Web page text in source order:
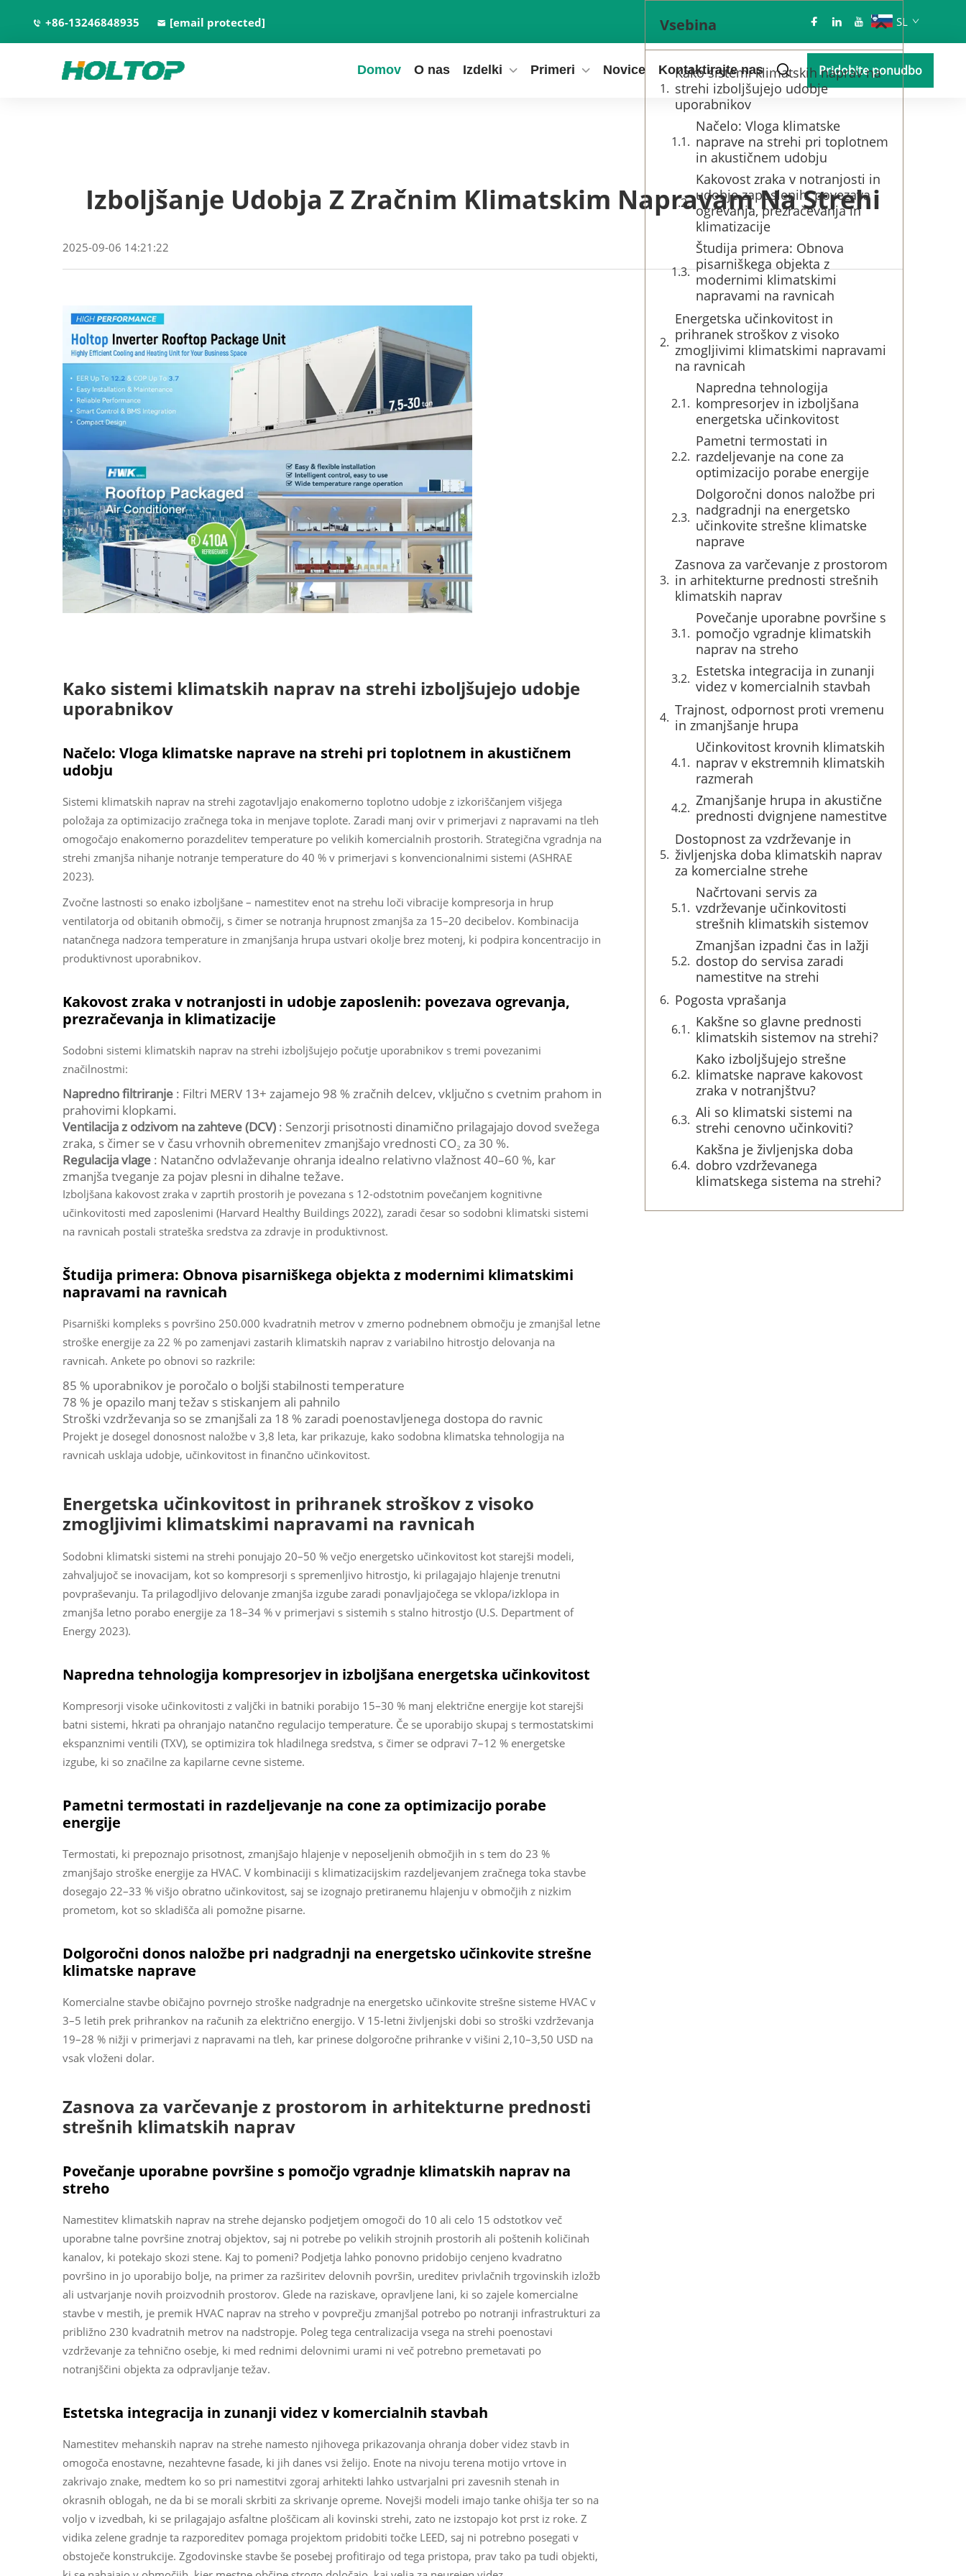
+86-13246848935 [email protected] SL
Domov O nas Izdelki Primeri Novice Kontaktirajte nas Pridobite ponudbo
Izboljšanje Udobja Z Zračnim Klimatskim Napravam Na Strehi
2025-09-06 14:21:22
Kako sistemi klimatskih naprav na strehi izboljšujejo udobje
uporabnikov
Načelo: Vloga klimatske naprave na strehi pri toplotnem in akustičnem
udobju
Sistemi klimatskih naprav na strehi zagotavljajo enakomerno toplotno udobje z izkoriščanjem višjega
položaja za optimizacijo zračnega toka in menjave toplote. Zaradi manj ovir v primerjavi z napravami na tleh
omogočajo enakomerno porazdelitev temperature po velikih komercialnih prostorih. Strategična vgradnja na
strehi zmanjša nihanje notranje temperature do 40 % v primerjavi s konvencionalnimi sistemi (ASHRAE
2023).
Zvočne lastnosti so enako izboljšane – namestitev enot na strehu loči vibracije kompresorja in hrup
ventilatorja od obitanih območij, s čimer se notranja hrupnost zmanjša za 15–20 decibelov. Kombinacija
natančnega nadzora temperature in zmanjšanja hrupa ustvari okolje brez motenj, ki podpira koncentracijo in
produktivnost uporabnikov.
Kakovost zraka v notranjosti in udobje zaposlenih: povezava ogrevanja,
prezračevanja in klimatizacije
Sodobni sistemi klimatskih naprav na strehi izboljšujejo počutje uporabnikov s tremi povezanimi
značilnostmi:
Napredno filtriranje : Filtri MERV 13+ zajamejo 98 % zračnih delcev, vključno s cvetnim prahom in
prahovimi klopkami.
Ventilacija z odzivom na zahteve (DCV) : Senzorji prisotnosti dinamično prilagajajo dovod svežega
zraka, s čimer se v času vrhovnih obremenitev zmanjšajo vrednosti CO₂ za 30 %.
Regulacija vlage : Natančno odvlaževanje ohranja idealno relativno vlažnost 40–60 %, kar
zmanjša tveganje za pojav plesni in dihalne težave.
Izboljšana kakovost zraka v zaprtih prostorih je povezana s 12-odstotnim povečanjem kognitivne
učinkovitosti med zaposlenimi (Harvard Healthy Buildings 2022), zaradi česar so sodobni klimatski sistemi
na ravnicah postali strateška sredstva za zdravje in produktivnost.
Študija primera: Obnova pisarniškega objekta z modernimi klimatskimi
napravami na ravnicah
Pisarniški kompleks s površino 250.000 kvadratnih metrov v zmerno podnebnem območju je zmanjšal letne
stroške energije za 22 % po zamenjavi zastarih klimatskih naprav z variabilno hitrostjo delovanja na
ravnicah. Ankete po obnovi so razkrile:
85 % uporabnikov je poročalo o boljši stabilnosti temperature
78 % je opazilo manj težav s stiskanjem ali pahnilo
Stroški vzdrževanja so se zmanjšali za 18 % zaradi poenostavljenega dostopa do ravnic
Projekt je dosegel donosnost naložbe v 3,8 leta, kar prikazuje, kako sodobna klimatska tehnologija na
ravnicah usklaja udobje, učinkovitost in finančno učinkovitost.
Energetska učinkovitost in prihranek stroškov z visoko
zmogljivimi klimatskimi napravami na ravnicah
Sodobni klimatski sistemi na strehi ponujajo 20–50 % večjo energetsko učinkovitost kot starejši modeli,
zahvaljujoč se inovacijam, kot so kompresorji s spremenljivo hitrostjo, ki prilagajajo hlajenje trenutni
povpraševanju. Ta prilagodljivo delovanje zmanjša izgube zaradi ponavljajočega se vklopa/izklopa in
zmanjša letno porabo energije za 18–34 % v primerjavi s sistemih s stalno hitrostjo (U.S. Department of
Energy 2023).
Napredna tehnologija kompresorjev in izboljšana energetska učinkovitost
Kompresorji visoke učinkovitosti z valjčki in batniki porabijo 15–30 % manj električne energije kot starejši
batni sistemi, hkrati pa ohranjajo natančno regulacijo temperature. Če se uporabijo skupaj s termostatskimi
ekspanznimi ventili (TXV), se optimizira tok hladilnega sredstva, s čimer se odpravi 7–12 % energetske
izgube, ki so značilne za kapilarne cevne sisteme.
Pametni termostati in razdeljevanje na cone za optimizacijo porabe
energije
Termostati, ki prepoznajo prisotnost, zmanjšajo hlajenje v neposeljenih območjih in s tem do 23 %
zmanjšajo stroške energije za HVAC. V kombinaciji s klimatizacijskim razdeljevanjem zračnega toka stavbe
dosegajo 22–33 % višjo obratno učinkovitost, saj se izognajo pretiranemu hlajenju v območjih z nizkim
prometom, kot so skladišča ali pomožne pisarne.
Dolgoročni donos naložbe pri nadgradnji na energetsko učinkovite strešne
klimatske naprave
Komercialne stavbe običajno povrnejo stroške nadgradnje na energetsko učinkovite strešne sisteme HVAC v
3–5 letih prek prihrankov na računih za električno energijo. V 15-letni življenjski dobi so stroški vzdrževanja
19–28 % nižji v primerjavi z napravami na tleh, kar prinese dolgoročne prihranke v višini 2,10–3,50 USD na
vsak vloženi dolar.
Zasnova za varčevanje z prostorom in arhitekturne prednosti
strešnih klimatskih naprav
Povečanje uporabne površine s pomočjo vgradnje klimatskih naprav na
streho
Namestitev klimatskih naprav na strehe dejansko podjetjem omogoči do 10 ali celo 15 odstotkov več
uporabne talne površine znotraj objektov, saj ni potrebe po velikih strojnih prostorih ali poštenih količinah
kanalov, ki potekajo skozi stene. Kaj to pomeni? Podjetja lahko ponovno pridobijo cenjeno kvadratno
površino in jo uporabijo bolje, na primer za razširitev delovnih površin, ureditev privlačnih trgovinskih izložb
ali ustvarjanje novih proizvodnih prostorov. Glede na raziskave, opravljene lani, ki so zajele komercialne
stavbe v mestih, je premik HVAC naprav na streho v povprečju zmanjšal potrebo po notranji infrastrukturi za
približno 230 kvadratnih metrov na nadstropje. Poleg tega centralizacija vsega na strehi poenostavi
vzdrževanje za tehnično osebje, ki med rednimi delovnimi urami ni več potrebno premetavati po
notranjščini objekta za odpravljanje težav.
Estetska integracija in zunanji videz v komercialnih stavbah
Namestitev mehanskih naprav na strehe namesto njihovega prikazovanja ohranja dober videz stavb in
omogoča enostavne, nezahtevne fasade, ki jih danes vsi želijo. Enote na nivoju terena motijo vrtove in
zakrivajo znake, medtem ko so pri namestitvi zgoraj arhitekti lahko ustvarjalni pri zavesnih stenah in
okrasnih oblogah, ne da bi se morali skrbiti za skrivanje opreme. Novejši modeli imajo tanke ohišja ter so na
voljo v izvedbah, ki se prilagajajo asfaltne ploščicam ali kovinski strehi, zato ne izstopajo kot prst iz roke. Z
vidika zelene gradnje ta razporeditev pomaga projektom pridobiti točke LEED, saj ni potrebno posegati v
obstoječe konstrukcije. Zgodovinske stavbe še posebej profitirajo od tega pristopa, prav tako pa tudi objekti,
Vsebina
Kako sistemi klimatskih naprav na
strehi izboljšujejo udobje
uporabnikov
Načelo: Vloga klimatske
naprave na strehi pri toplotnem
in akustičnem udobju
Kakovost zraka v notranjosti in
udobje zaposlenih: povezava
ogrevanja, prezračevanja in
klimatizacije
Študija primera: Obnova
pisarniškega objekta z
modernimi klimatskimi
napravami na ravnicah
Energetska učinkovitost in
prihranek stroškov z visoko
zmogljivimi klimatskimi napravami
na ravnicah
Napredna tehnologija
kompresorjev in izboljšana
energetska učinkovitost
Pametni termostati in
razdeljevanje na cone za
optimizacijo porabe energije
Dolgoročni donos naložbe pri
nadgradnji na energetsko
učinkovite strešne klimatske
naprave
Zasnova za varčevanje z prostorom
in arhitekturne prednosti strešnih
klimatskih naprav
Povečanje uporabne površine s
pomočjo vgradnje klimatskih
naprav na streho
Estetska integracija in zunanji
videz v komercialnih stavbah
Trajnost, odpornost proti vremenu
in zmanjšanje hrupa
Učinkovitost krovnih klimatskih
naprav v ekstremnih klimatskih
razmerah
Zmanjšanje hrupa in akustične
prednosti dvignjene namestitve
Dostopnost za vzdrževanje in
življenjska doba klimatskih naprav
za komercialne strehe
Načrtovani servis za
vzdrževanje učinkovitosti
strešnih klimatskih sistemov
Zmanjšan izpadni čas in lažji
dostop do servisa zaradi
namestitve na strehi
Pogosta vprašanja
Kakšne so glavne prednosti
klimatskih sistemov na strehi?
Kako izboljšujejo strešne
klimatske naprave kakovost
zraka v notranjštvu?
Ali so klimatski sistemi na
strehi cenovno učinkoviti?
Kakšna je življenjska doba
dobro vzdrževanega
klimatskega sistema na strehi?